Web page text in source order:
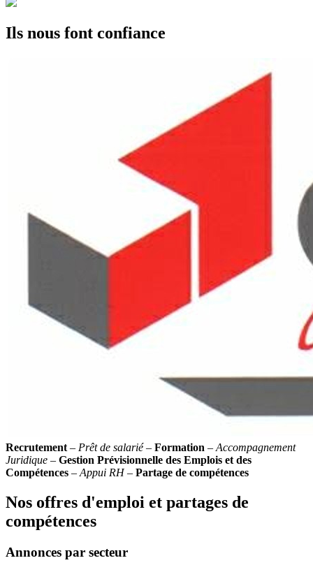
Ils nous font confiance
Recrutement– Prêt de salarié– Formation –Accompagnement
Juridique – Gestion Prévisionnelle des Emplois et des
Compétences –Appui RH– Partage de compétences
Nos offres d'emploi et partages de
compétences
Annonces par secteur